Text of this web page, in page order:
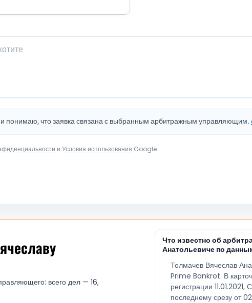
понимаю, что заявка связана с выбранным арбитражным управляющим.
и Условия использования Google.
всего дел — 16,
Что известно об
Анатольевиче по
Толмачев Вячеслав
Prime Bankrot. В
регистрации
последнему срезу от